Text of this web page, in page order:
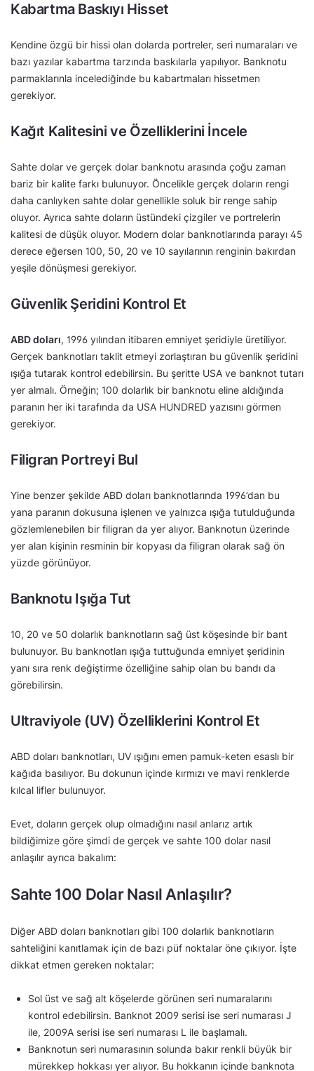
Kabartma Baskıyı Hisset
Kendine özgü bir hissi olan dolarda portreler, seri numaraları ve
bazı yazılar kabartma tarzında baskılarla yapılıyor. Banknotu
parmaklarınla incelediğinde bu kabartmaları hissetmen
gerekiyor.
Kağıt Kalitesini ve Özelliklerini İncele
Sahte dolar ve gerçek dolar banknotu arasında çoğu zaman
bariz bir kalite farkı bulunuyor. Öncelikle gerçek doların rengi
daha canlıyken sahte dolar genellikle soluk bir renge sahip
oluyor. Ayrıca sahte doların üstündeki çizgiler ve portrelerin
kalitesi de düşük oluyor. Modern dolar banknotlarında parayı 45
derece eğersen 100, 50, 20 ve 10 sayılarının renginin bakırdan
yeşile dönüşmesi gerekiyor.
Güvenlik Şeridini Kontrol Et
ABD doları, 1996 yılından itibaren emniyet şeridiyle üretiliyor.
Gerçek banknotları taklit etmeyi zorlaştıran bu güvenlik şeridini
ışığa tutarak kontrol edebilirsin. Bu şeritte USA ve banknot tutarı
yer almalı. Örneğin; 100 dolarlık bir banknotu eline aldığında
paranın her iki tarafında da USA HUNDRED yazısını görmen
gerekiyor.
Filigran Portreyi Bul
Yine benzer şekilde ABD doları banknotlarında 1996’dan bu
yana paranın dokusuna işlenen ve yalnızca ışığa tutulduğunda
gözlemlenebilen bir filigran da yer alıyor. Banknotun üzerinde
yer alan kişinin resminin bir kopyası da filigran olarak sağ ön
yüzde görünüyor.
Banknotu Işığa Tut
10, 20 ve 50 dolarlık banknotların sağ üst köşesinde bir bant
bulunuyor. Bu banknotları ışığa tuttuğunda emniyet şeridinin
yanı sıra renk değiştirme özelliğine sahip olan bu bandı da
görebilirsin.
Ultraviyole (UV) Özelliklerini Kontrol Et
ABD doları banknotları, UV ışığını emen pamuk-keten esaslı bir
kağıda basılıyor. Bu dokunun içinde kırmızı ve mavi renklerde
kılcal lifler bulunuyor.
Evet, doların gerçek olup olmadığını nasıl anlarız artık
bildiğimize göre şimdi de gerçek ve sahte 100 dolar nasıl
anlaşılır ayrıca bakalım:
Sahte 100 Dolar Nasıl Anlaşılır?
Diğer ABD doları banknotları gibi 100 dolarlık banknotların
sahteliğini kanıtlamak için de bazı püf noktalar öne çıkıyor. İşte
dikkat etmen gereken noktalar:
Sol üst ve sağ alt köşelerde görünen seri numaralarını
kontrol edebilirsin. Banknot 2009 serisi ise seri numarası J
ile, 2009A serisi ise seri numarası L ile başlamalı.
Banknotun seri numarasının solunda bakır renkli büyük bir
mürekkep hokkası yer alıyor. Bu hokkanın içinde banknota